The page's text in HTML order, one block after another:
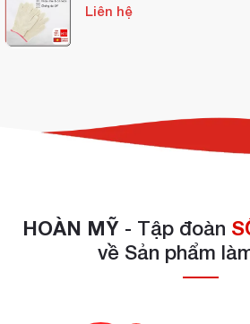
Liên hệ
HOÀN MỸ- Tập đoàn
về Sản phẩm